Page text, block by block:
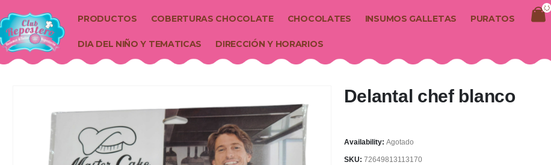
PRODUCTOS COBERTURAS CHOCOLATE CHOCOLATES INSUMOS GALLETAS PURATOS
DIA DEL NIÑO Y TEMATICAS DIRECCIÓN Y HORARIOS
Delantal chef blanco
Availability: Agotado
SKU: 72649813113170